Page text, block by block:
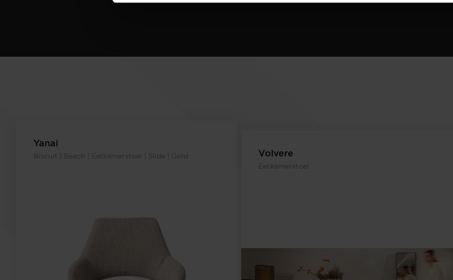
Yanai
Biscuit | Beach | Eetkamerstoel | Slide | Gold Volvere
Eetkamerstoel